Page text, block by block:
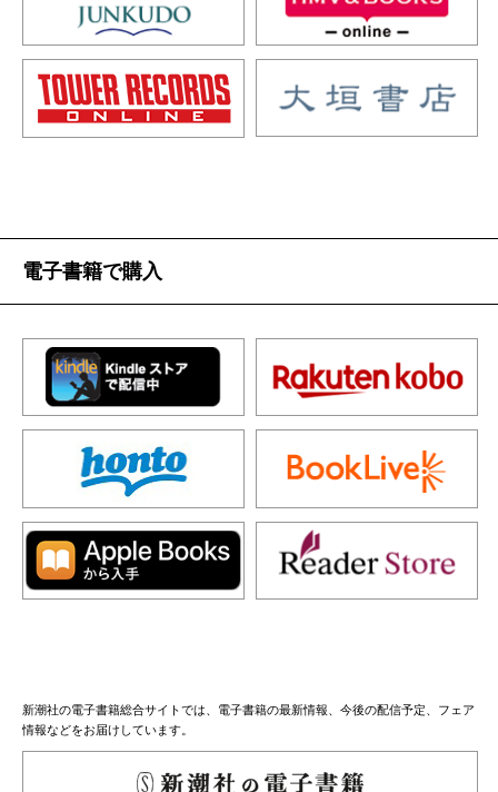
電子書籍で購入
新潮社の電子書籍総合サイトでは、電子書籍の最新情報、今後の配信予定、フェア
情報などをお届けしています。